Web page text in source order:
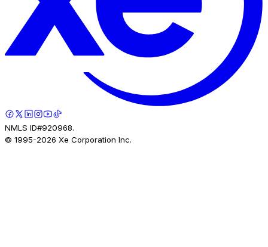
NMLS ID#920968.
© 1995-2026 Xe Corporation Inc.